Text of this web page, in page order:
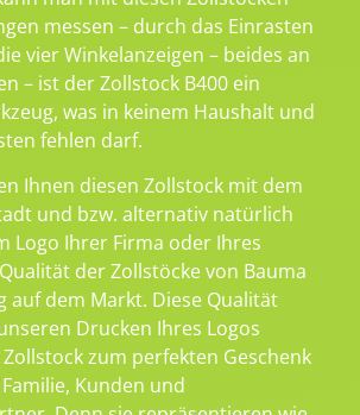
messen – durch das Einrasten
vier Winkelanzeigen – beides an
– ist der Zollstock B400 ein
was in keinem Haushalt und
fehlen darf.
Ihnen diesen Zollstock mit dem
und bzw. alternativ natürlich
Logo Ihrer Firma oder Ihres
der Zollstöcke von Bauma
auf dem Markt. Diese Qualität
Drucken Ihres Logos
zum perfekten Geschenk
Kunden und